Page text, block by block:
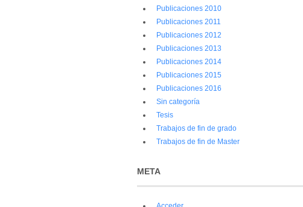
Publicaciones 2010
Publicaciones 2011
Publicaciones 2012
Publicaciones 2013
Publicaciones 2014
Publicaciones 2015
Publicaciones 2016
Sin categoría
Tesis
Trabajos de fin de grado
Trabajos de fin de Master
META